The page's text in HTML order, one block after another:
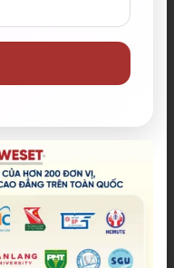
theo lộ trình 80+